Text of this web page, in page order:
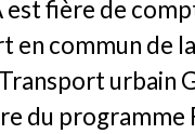
est fière de
en commun de
urbain
du programme